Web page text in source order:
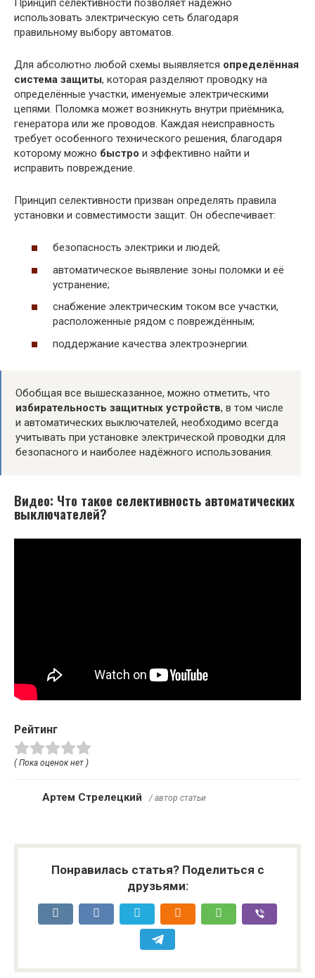
Принцип селективности позволяет надёжно
использовать электрическую сеть благодаря
правильному выбору автоматов.
Для абсолютно любой схемы выявляется определённая
система защиты, которая разделяют проводку на
определённые участки, именуемые электрическими
цепями. Поломка может возникнуть внутри приёмника,
генератора или же проводов. Каждая неисправность
требует особенного технического решения, благодаря
которому можно быстро и эффективно найти и
исправить повреждение.
Принцип селективности призван определять правила
установки и совместимости защит. Он обеспечивает:
безопасность электрики и людей;
автоматическое выявление зоны поломки и её
устранение;
снабжение электрическим током все участки,
расположенные рядом с повреждённым;
поддержание качества электроэнергии.
Обобщая все вышесказанное, можно отметить, что
избирательность защитных устройств, в том числе
и автоматических выключателей, необходимо всегда
учитывать при установке электрической проводки для
безопасного и наиболее надёжного использования.
Видео: Что такое селективность автоматических
выключателей?
Рейтинг
( Пока оценок нет )
Артем Стрелецкий / автор статьи
Понравилась статья? Поделиться с
друзьями: